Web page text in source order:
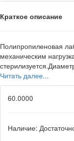
Краткое описание
Полипропиленовая
механическим
Читать далее...
60.0000
Наличие: